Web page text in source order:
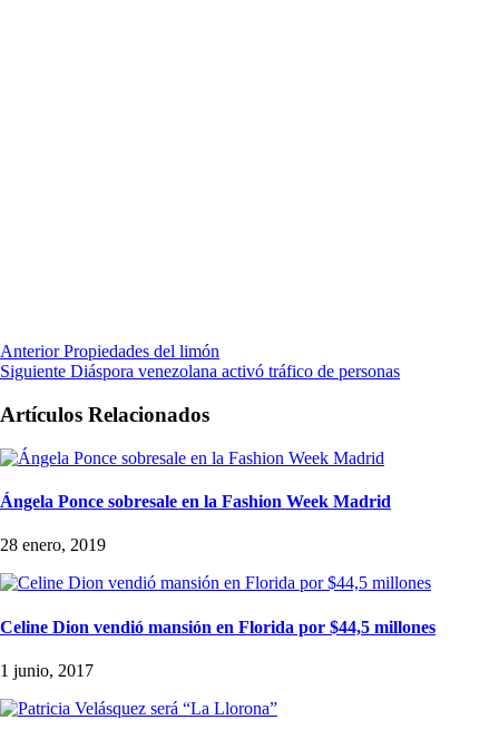
Anterior Propiedades del limón
Siguiente Diáspora venezolana activó tráfico de personas
Artículos Relacionados
Ángela Ponce sobresale en la Fashion Week Madrid
28 enero, 2019
Celine Dion vendió mansión en Florida por $44,5 millones
1 junio, 2017